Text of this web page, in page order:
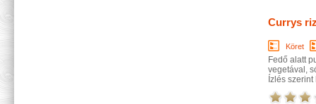
Currys
Köret
Fedő alatt
vegetával,
Ízlés